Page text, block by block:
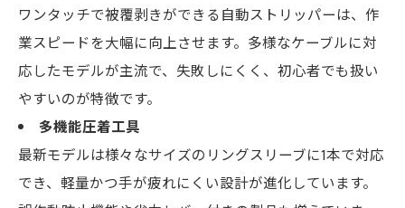
ワンタッチで被覆剥きができる自動ストリッパーは、作
業スピードを大幅に向上させます。多様なケーブルに対
応したモデルが主流で、失敗しにくく、初心者でも扱い
やすいのが特徴です。
多機能圧着工具
最新モデルは様々なサイズのリングスリーブに1本で対応
でき、軽量かつ手が疲れにくい設計が進化しています。